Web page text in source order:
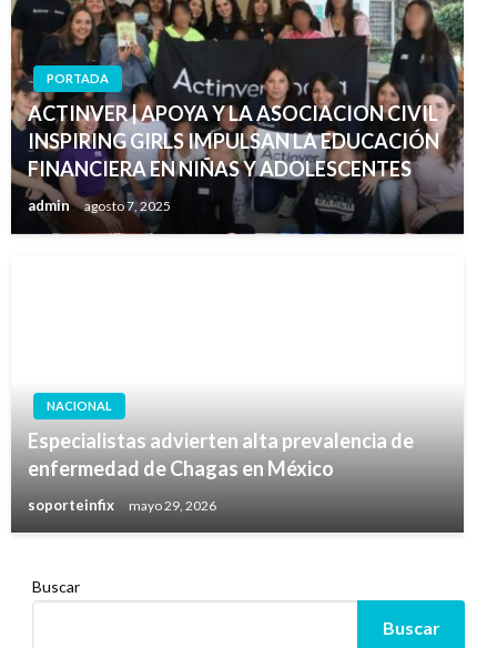
PORTADA
ACTINVER | APOYA Y LA ASOCIACION CIVIL
INSPIRING GIRLS IMPULSAN LA EDUCACIÓN
FINANCIERA EN NIÑAS Y ADOLESCENTES
admin agosto 7, 2025
NACIONAL
Especialistas advierten alta prevalencia de
enfermedad de Chagas en México
soporteinfix mayo 29, 2026
Buscar
Buscar